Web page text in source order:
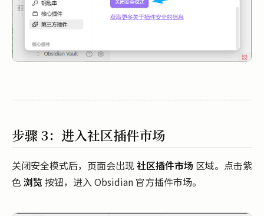
步骤 3：进入社区插件市场
关闭安全模式后，页面会出现社区插件市场 区域。点击紫
色浏览按钮，进入 Obsidian 官方插件市场。